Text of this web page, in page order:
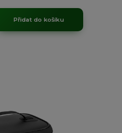
Přidat do košíku